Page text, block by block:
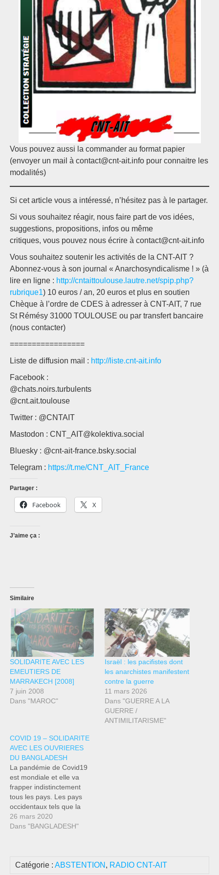
Vous pouvez aussi la commander au format papier
(envoyer un mail à contact@cnt-ait.info pour connaitre les
modalités)
Si cet article vous a intéressé, n’hésitez pas à le partager.
Si vous souhaitez réagir, nous faire part de vos idées,
suggestions, propositions, infos ou même
critiques, vous pouvez nous écrire à contact@cnt-ait.info
Vous souhaitez soutenir les activités de la CNT-AIT ?
Abonnez-vous à son journal « Anarchosyndicalisme ! » (à
lire en ligne : http://cntaittoulouse.lautre.net/spip.php?
rubrique1) 10 euros / an, 20 euros et plus en soutien
Chèque à l’ordre de CDES à adresser à CNT-AIT, 7 rue
St Rémésy 31000 TOULOUSE ou par transfert bancaire
(nous contacter)
=================
Liste de diffusion mail : http://liste.cnt-ait.info
Facebook :
@chats.noirs.turbulents
@cnt.ait.toulouse
Twitter : @CNTAIT
Mastodon : CNT_AIT@kolektiva.social
Bluesky : @cnt-ait-france.bsky.social
Telegram : https://t.me/CNT_AIT_France
Partager :
Facebook X
J’aime ça :
Similaire
SOLIDARITE AVEC LES
EMEUTIERS DE
MARRAKECH [2008]
7 juin 2008
Dans "MAROC"
Israël : les pacifistes dont
les anarchistes manifestent
contre la guerre
11 mars 2026
Dans "GUERRE A LA
GUERRE /
ANTIMILITARISME"
COVID 19 – SOLIDARITE
AVEC LES OUVRIERES
DU BANGLADESH
La pandémie de Covid19
est mondiale et elle va
frapper indistinctement
tous les pays. Les pays
occidentaux tels que la
France ou l’Italie sont déjà
fortement impactés, dut fait
de matériels de protections
26 mars 2020
Dans "BANGLADESH"
Catégorie : ABSTENTION , RADIO CNT-AIT